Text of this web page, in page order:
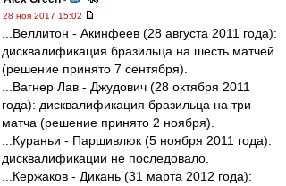
28 ноя 2017 15:02
...Веллитон - Акинфеев (28 августа 2011 года):
дисквалификация бразильца на шесть матчей
(решение принято 7 сентября).
...Вагнер Лав - Джудович (28 октября 2011
года): дисквалификация бразильца на три
матча (решение принято 2 ноября).
...Кураньи - Паршивлюк (5 ноября 2011 года):
дисквалификации не последовало.
...Кержаков - Дикань (31 марта 2012 года):